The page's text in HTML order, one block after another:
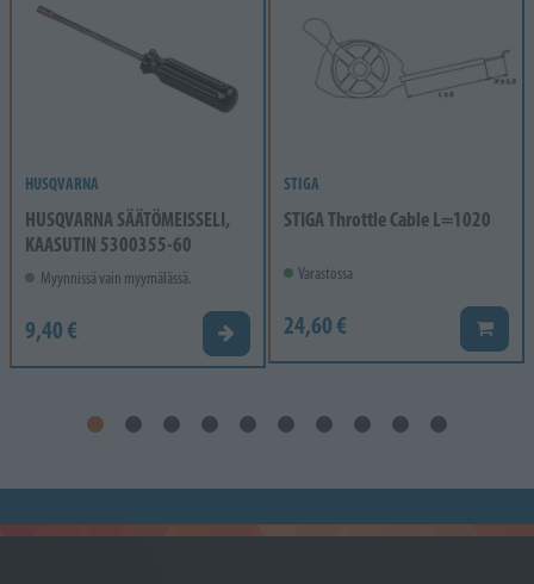
HUSQVARNA
HUSQVARNA SÄÄTÖMEISSELI,
KAASUTIN 5300355-60
Myynnissä vain myymälässä.
9,40 € Valitse vaihtoehto
STIGA
STIGA Throttle Cable L=1020
Varastossa
24,60 € Lisää